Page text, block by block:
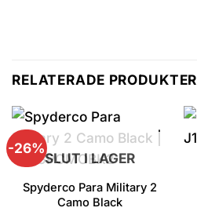
RELATERADE PRODUKTER
-26%
SLUT I LAGER
Spyderco Para Military 2
Camo Black